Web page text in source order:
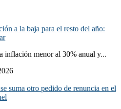
a la baja para el resto del año:
inflación menor al 30% anual y...
suma otro pedido de renuncia en el